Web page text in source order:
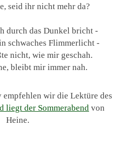
seid ihr nicht mehr da?
durch das Dunkel bricht -
schwaches Flimmerlicht -
nicht, wie mir geschah.
bleibt mir immer nah.
empfehlen wir die Lektüre des
liegt der Sommerabend von
Heine.